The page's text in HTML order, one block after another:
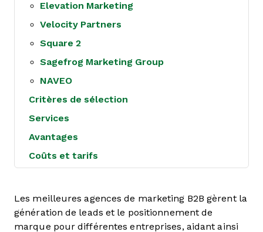
Elevation Marketing
Velocity Partners
Square 2
Sagefrog Marketing Group
NAVEO
Critères de sélection
Services
Avantages
Coûts et tarifs
Les meilleures agences de marketing B2B gèrent la
génération de leads et le positionnement de
marque pour différentes entreprises, aidant ainsi